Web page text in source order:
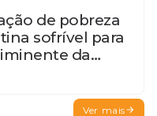
de pobreza
sofrível para
da
do Quinto
Ver mais